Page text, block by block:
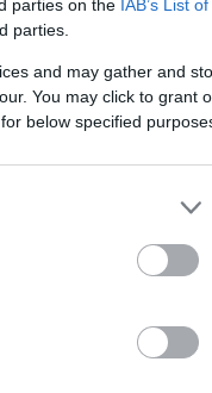
parties on the IAB’s List of
parties.
and may gather and
You may click to grant
below specified